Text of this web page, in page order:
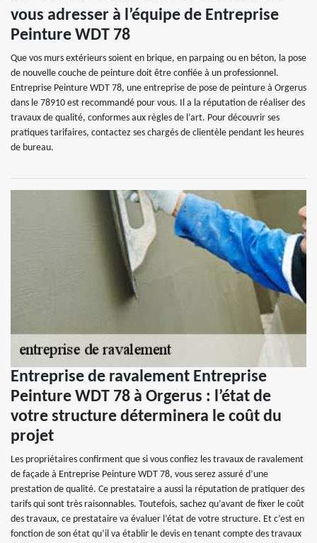
vous adresser à l’équipe de Entreprise
Peinture WDT 78
Que vos murs extérieurs soient en brique, en parpaing ou en béton, la pose
de nouvelle couche de peinture doit être confiée à un professionnel.
Entreprise Peinture WDT 78, une entreprise de pose de peinture à Orgerus
dans le 78910 est recommandé pour vous. Il a la réputation de réaliser des
travaux de qualité, conformes aux règles de l’art. Pour découvrir ses
pratiques tarifaires, contactez ses chargés de clientèle pendant les heures
de bureau.
Entreprise de ravalement Entreprise
Peinture WDT 78 à Orgerus : l’état de
votre structure déterminera le coût du
projet
Les propriétaires confirment que si vous confiez les travaux de ravalement
de façade à Entreprise Peinture WDT 78, vous serez assuré d’une
prestation de qualité. Ce prestataire a aussi la réputation de pratiquer des
tarifs qui sont très raisonnables. Toutefois, sachez qu’avant de fixer le coût
des travaux, ce prestataire va évaluer l’état de votre structure. Et c’est en
fonction de son état qu’il va établir le devis en tenant compte des travaux